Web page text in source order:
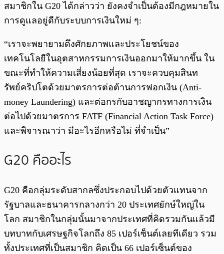
สมาชิกใน G20 ได้กล่าวว่า ยังคงจำเป็นต้องมีกฎหมายใน
การดูแลอยู่ดีกับระบบการเงินใหม่ ๆ:
“เราจะพยายามดึงศักยภาพและประโยชน์ของ
เทคโนโลยีในอุตสาหกรรมการเงินออกมาให้มากขึ้น ใน
ขณะที่ทำให้ความเสี่ยงน้อยที่สุด เราจะควบคุมสินท
รัพย์คริปโตด้วยมาตรการต่อต้านการฟอกเงิน (Anti-
money Laundering) และต่อกรกับอาชญากรทางการเงิน
ต่อไปด้วยมาตรการ FATF (Financial Action Task Force)
และพิจารณาว่า มีอะไรอีกหรือไม่ ที่จำเป็น”
G20 คืออะไร
G20 คือกลุ่มระดับสากลซึ่งประกอบไปด้วยตัวแทนจาก
รัฐบาลและธนาคารกลางกว่า 20 ประเทศยักษ์ใหญ่ใน
โลก สมาชิกในกลุ่มนั้นมาจากประเทศที่คิดรวมกันแล้วมี
บทบาทกับเศรษฐกิจโลกถึง 85 เปอร์เซ็นต์เลยทีเดียว รวม
ทั้งประเทศที่เป็นสมาชิก คิดเป็น 66 เปอร์เซ็นต์ของ